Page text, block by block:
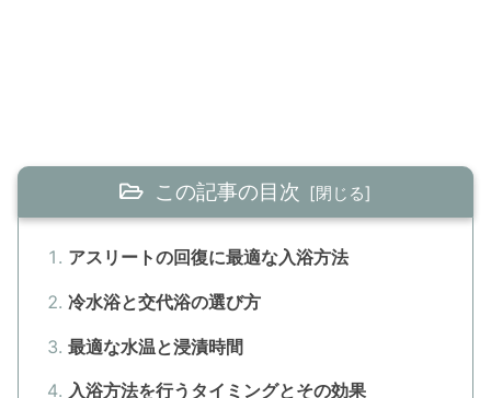
この記事の目次
アスリートの回復に最適な入浴方法
冷水浴と交代浴の選び方
最適な水温と浸漬時間
入浴方法を行うタイミングとその効果